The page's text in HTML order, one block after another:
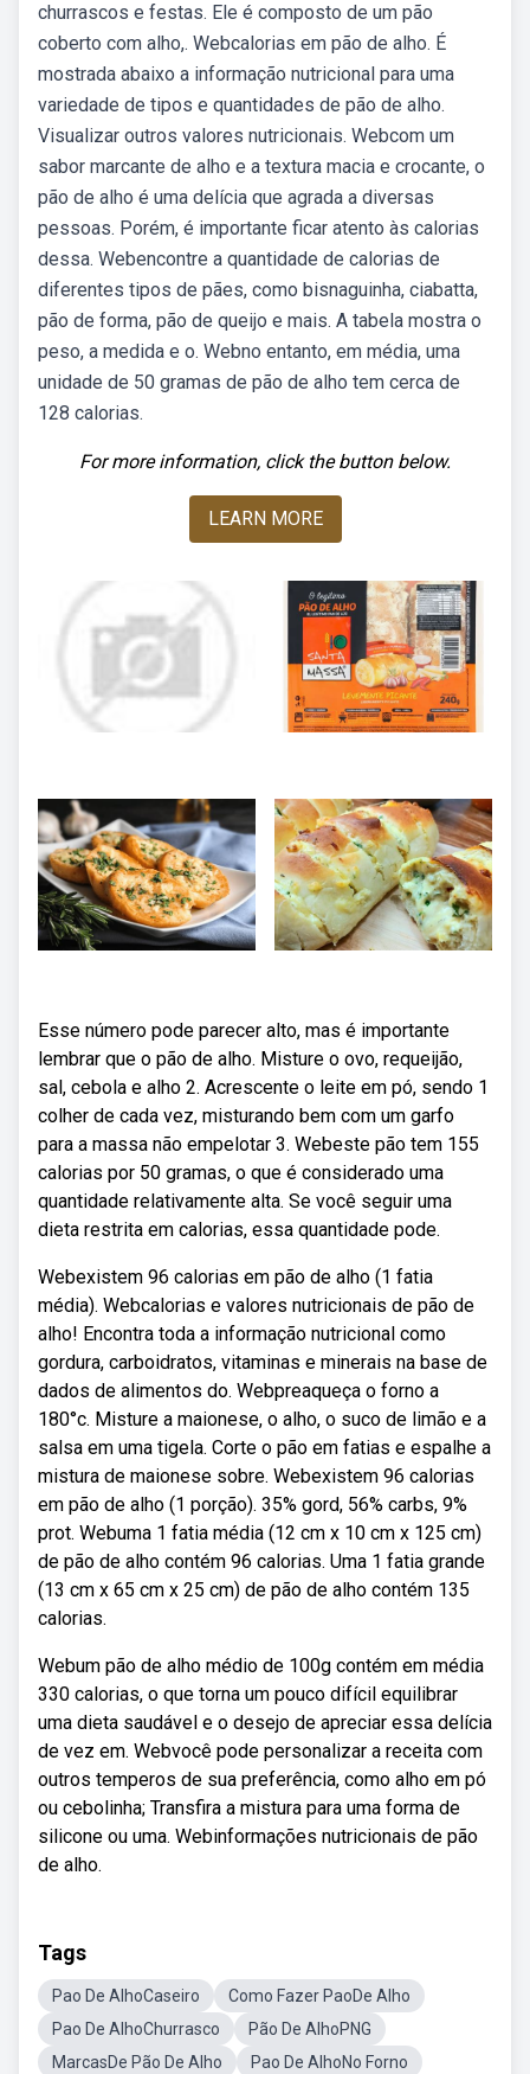
churrascos e festas. Ele é composto de um pão
coberto com alho,. Webcalorias em pão de alho. É
mostrada abaixo a informação nutricional para uma
variedade de tipos e quantidades de pão de alho.
Visualizar outros valores nutricionais. Webcom um
sabor marcante de alho e a textura macia e crocante, o
pão de alho é uma delícia que agrada a diversas
pessoas. Porém, é importante ficar atento às calorias
dessa. Webencontre a quantidade de calorias de
diferentes tipos de pães, como bisnaguinha, ciabatta,
pão de forma, pão de queijo e mais. A tabela mostra o
peso, a medida e o. Webno entanto, em média, uma
unidade de 50 gramas de pão de alho tem cerca de
128 calorias.
For more information, click the button below.
LEARN MORE
Esse número pode parecer alto, mas é importante
lembrar que o pão de alho. Misture o ovo, requeijão,
sal, cebola e alho 2. Acrescente o leite em pó, sendo 1
colher de cada vez, misturando bem com um garfo
para a massa não empelotar 3. Webeste pão tem 155
calorias por 50 gramas, o que é considerado uma
quantidade relativamente alta. Se você seguir uma
dieta restrita em calorias, essa quantidade pode.
Webexistem 96 calorias em pão de alho (1 fatia
média). Webcalorias e valores nutricionais de pão de
alho! Encontra toda a informação nutricional como
gordura, carboidratos, vitaminas e minerais na base de
dados de alimentos do. Webpreaqueça o forno a
180°c. Misture a maionese, o alho, o suco de limão e a
salsa em uma tigela. Corte o pão em fatias e espalhe a
mistura de maionese sobre. Webexistem 96 calorias
em pão de alho (1 porção). 35% gord, 56% carbs, 9%
prot. Webuma 1 fatia média (12 cm x 10 cm x 125 cm)
de pão de alho contém 96 calorias. Uma 1 fatia grande
(13 cm x 65 cm x 25 cm) de pão de alho contém 135
calorias.
Webum pão de alho médio de 100g contém em média
330 calorias, o que torna um pouco difícil equilibrar
uma dieta saudável e o desejo de apreciar essa delícia
de vez em. Webvocê pode personalizar a receita com
outros temperos de sua preferência, como alho em pó
ou cebolinha; Transfira a mistura para uma forma de
silicone ou uma. Webinformações nutricionais de pão
de alho.
Tags
Pao De AlhoCaseiro
Como Fazer PaoDe Alho
Pao De AlhoChurrasco
Pão De AlhoPNG
MarcasDe Pão De Alho
Pao De AlhoNo Forno